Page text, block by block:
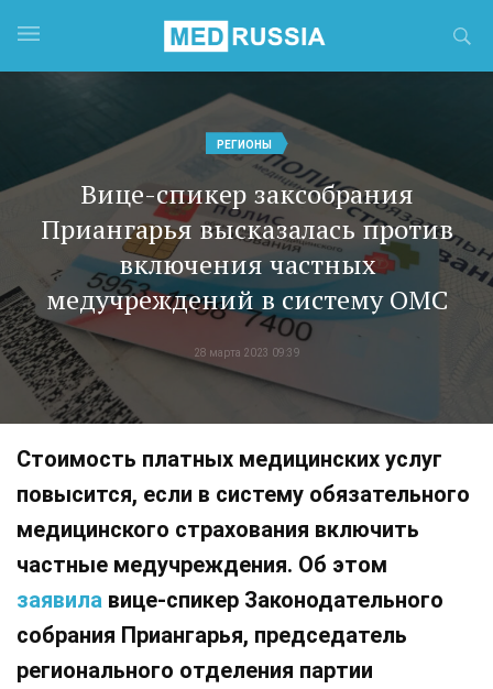
РЕГИОНЫ
Вице-спикер заксобрания
Приангарья высказалась против
включения частных
медучреждений в систему ОМС
28 марта 2023 09:39
Стоимость платных медицинских услуг
повысится, если в систему обязательного
медицинского страхования включить
частные медучреждения. Об этом
заявила вице-спикер Законодательного
собрания Приангарья, председатель
регионального отделения партии